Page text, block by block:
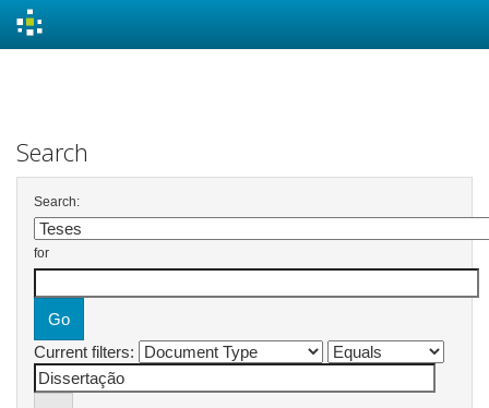
Search
Search:
for
Current filters: